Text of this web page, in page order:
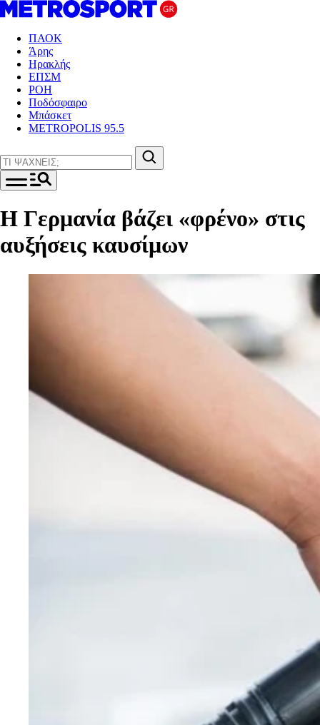
ΠΑΟΚ
Άρης
Ηρακλής
ΕΠΣΜ
ΡΟΗ
Ποδόσφαιρο
Μπάσκετ
METROPOLIS 95.5
Η Γερμανία βάζει «φρένο» στις
αυξήσεις καυσίμων